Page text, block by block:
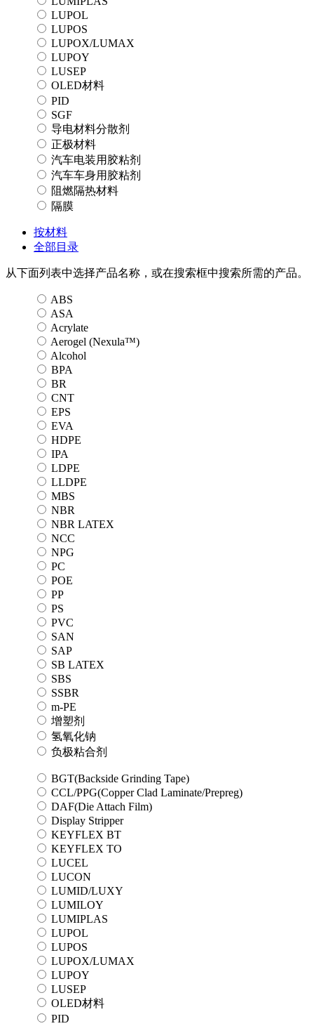
LUPOL
LUPOS
LUPOX/LUMAX
LUPOY
LUSEP
OLED材料
PID
SGF
导电材料分散剂
正极材料
汽车电装用胶粘剂
汽车车身用胶粘剂
阻燃隔热材料
隔膜
按材料
全部目录
从下面列表中选择产品名称，或在搜索框中搜索所需的产品。
ABS
ASA
Acrylate
Aerogel (Nexula™)
Alcohol
BPA
BR
CNT
EPS
EVA
HDPE
IPA
LDPE
LLDPE
MBS
NBR
NBR LATEX
NCC
NPG
PC
POE
PP
PS
PVC
SAN
SAP
SB LATEX
SBS
SSBR
m-PE
增塑剂
氢氧化钠
负极粘合剂
BGT(Backside Grinding Tape)
CCL/PPG(Copper Clad Laminate/Prepreg)
DAF(Die Attach Film)
Display Stripper
KEYFLEX BT
KEYFLEX TO
LUCEL
LUCON
LUMID/LUXY
LUMILOY
LUMIPLAS
LUPOL
LUPOS
LUPOX/LUMAX
LUPOY
LUSEP
OLED材料
PID